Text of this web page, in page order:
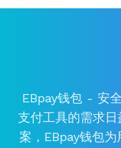
EBpay钱包 - 安
支付工具的需求
案，EBpay钱包